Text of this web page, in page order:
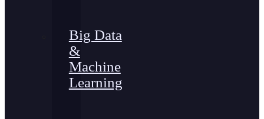
Big Data
&
Machine
Learning